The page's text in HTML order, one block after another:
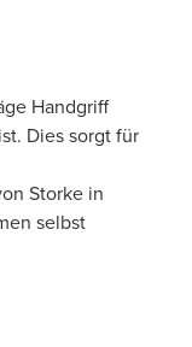
Handgriff
Dies sorgt für
Storke in
selbst